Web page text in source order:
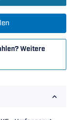
Weitere